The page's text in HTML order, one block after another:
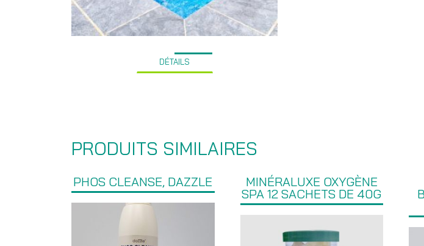
DÉTAILS
PRODUITS SIMILAIRES
PHOS CLEANSE, DAZZLE
MINÉRALUXE OXYGÈNE
SPA 12 SACHETS DE 40G